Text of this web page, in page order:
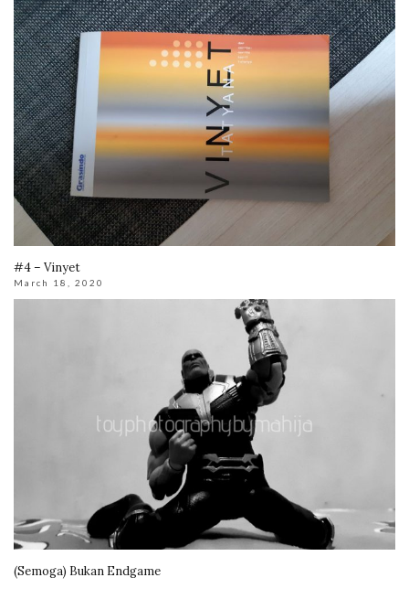
#4 – Vinyet
March 18, 2020
(Semoga) Bukan Endgame